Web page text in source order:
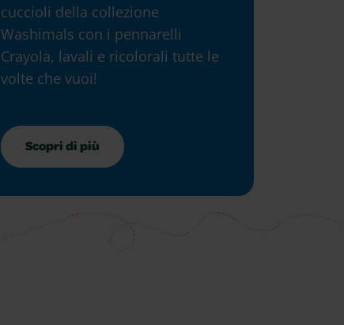
cuccioli della collezione
Washimals con i pennarelli
Crayola, lavali e ricolorali tutte le
volte che vuoi!
Scopri di più